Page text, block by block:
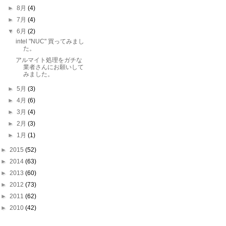
►8月(4)
►7月(4)
▼6月(2)
intel "NUC" 買ってみまし
た。
アルマイト処理をガチな
業者さんにお願いして
みました。
►5月(3)
►4月(6)
►3月(4)
►2月(3)
► 1月(1)
► 2015 (52)
► 2014 (63)
► 2013 (60)
► 2012 (73)
► 2011 (62)
► 2010 (42)